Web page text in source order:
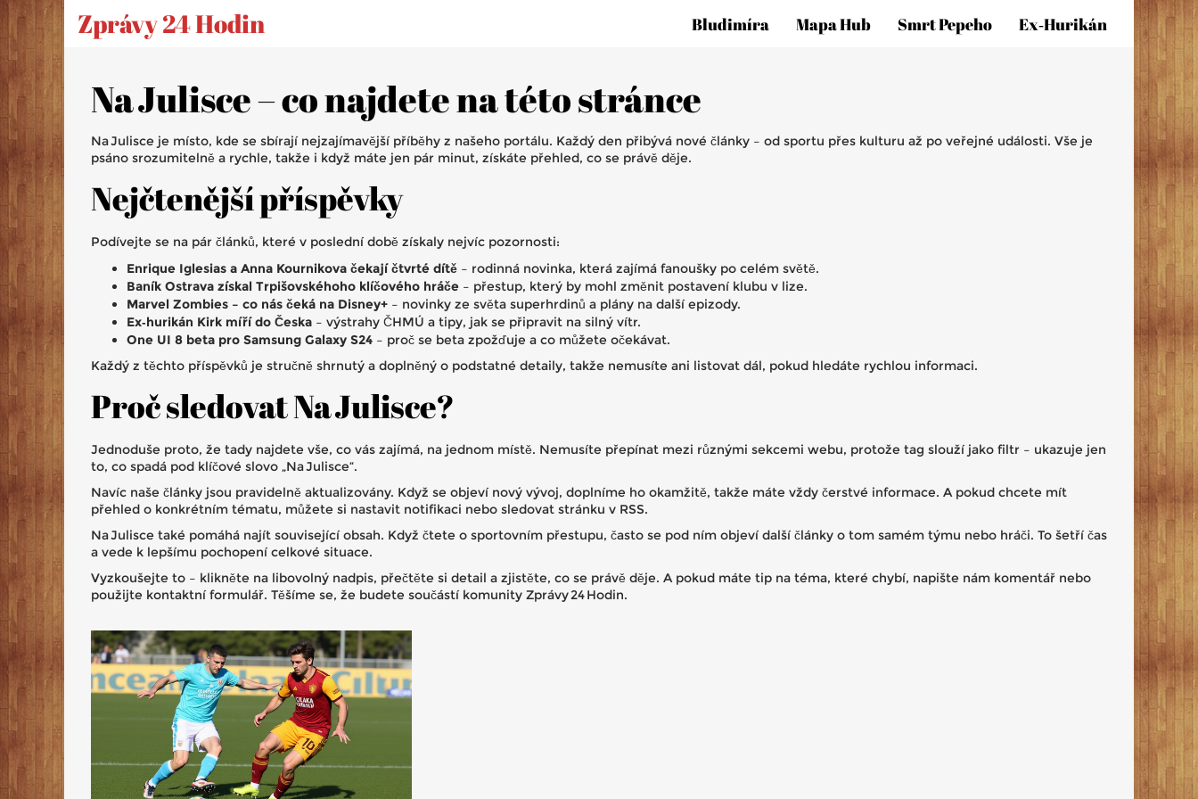
Zprávy 24 Hodin Bludimíra Mapa Hub Smrt Pepeho Ex‑hurikán
Na Julisce – co najdete na této stránce
Na Julisce je místo, kde se sbírají nejzajímavější příběhy z našeho portálu. Každý den přibývá nové články – od sportu přes kulturu až po veřejné události. Vše je
psáno srozumitelně a rychle, takže i když máte jen pár minut, získáte přehled, co se právě děje.
Nejčtenější příspěvky
Podívejte se na pár článků, které v poslední době získaly nejvíc pozornosti:
Enrique Iglesias a Anna Kournikova čekají čtvrté dítě – rodinná novinka, která zajímá fanoušky po celém světě.
Baník Ostrava získal Trpišovskéhoho klíčového hráče – přestup, který by mohl změnit postavení klubu v lize.
Marvel Zombies – co nás čeká na Disney+ – novinky ze světa superhrdinů a plány na další epizody.
Ex‑hurikán Kirk míří do Česka – výstrahy ČHMÚ a tipy, jak se připravit na silný vítr.
One UI 8 beta pro Samsung Galaxy S24 – proč se beta zpožďuje a co můžete očekávat.
Každý z těchto příspěvků je stručně shrnutý a doplněný o podstatné detaily, takže nemusíte ani listovat dál, pokud hledáte rychlou informaci.
Proč sledovat Na Julisce?
Jednoduše proto, že tady najdete vše, co vás zajímá, na jednom místě. Nemusíte přepínat mezi různými sekcemi webu, protože tag slouží jako filtr – ukazuje jen
to, co spadá pod klíčové slovo „Na Julisce“.
Navíc naše články jsou pravidelně aktualizovány. Když se objeví nový vývoj, doplníme ho okamžitě, takže máte vždy čerstvé informace. A pokud chcete mít
přehled o konkrétním tématu, můžete si nastavit notifikaci nebo sledovat stránku v RSS.
Na Julisce také pomáhá najít související obsah. Když čtete o sportovním přestupu, často se pod ním objeví další články o tom samém týmu nebo hráči. To šetří čas
a vede k lepšímu pochopení celkové situace.
Vyzkoušejte to – klikněte na libovolný nadpis, přečtěte si detail a zjistěte, co se právě děje. A pokud máte tip na téma, které chybí, napište nám komentář nebo
použijte kontaktní formulář. Těšíme se, že budete součástí komunity Zprávy 24 Hodin.